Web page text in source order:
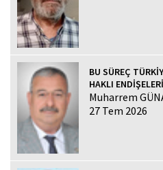
BU SÜREÇ
HAKLI
Muharrem
27 Tem 2026